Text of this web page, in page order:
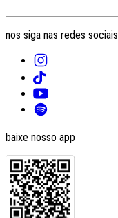
nos siga nas redes sociais
baixe nosso app